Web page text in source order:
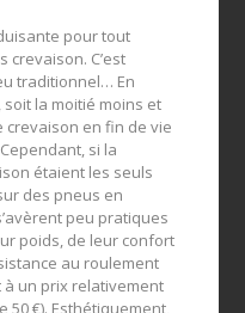
pour tout
crevaison. C’est
traditionnel… En
soit la moitié moins et
crevaison en fin de vie
si la
étaient les seuls
des pneus en
peu pratiques
poids, de leur confort
au roulement
à un prix relativement
50 €). Esthétiquement,